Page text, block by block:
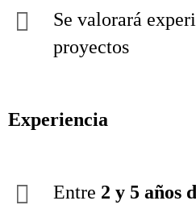
Se valorará
proyectos
Experiencia
Entre 2 y 5 años